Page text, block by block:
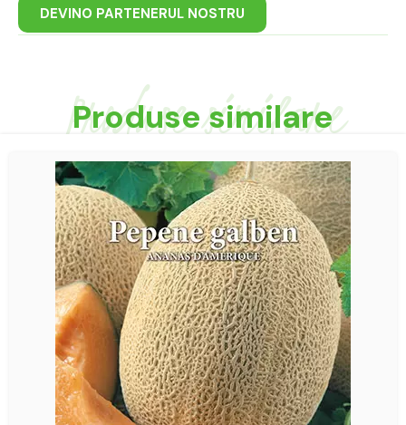
DEVINO PARTENERUL NOSTRU
Produse similare
Produse similare